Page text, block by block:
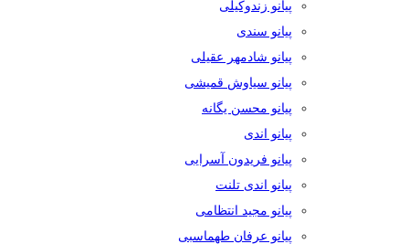
پیانو زندوکیلی
پیانو سندی
پیانو شادمهر عقیلی
پیانو سیاوش قمیشی
پیانو محسن یگانه
پیانو اندی
پیانو فریدون آسرایی
پیانو اندی تلنت
پیانو مجید انتظامی
پیانو عرفان طهماسبی